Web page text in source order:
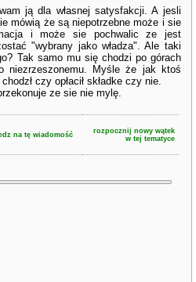
ją dla własnej satysfakcji. A jesli
mówią że są niepotrzebne może i sie
i może sie pochwalic ze jest
"wybrany jako władza". Ale taki
Tak samo mu się chodzi po górach
niezrzeszonemu. Myśle że jak ktoś
czy opłacił składke czy nie.
ze sie nie mylę.
na tę wiadomość
rozpocznij nowy wątek
w tej tematyce